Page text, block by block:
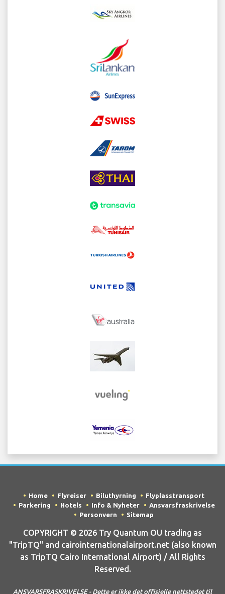
Home Flyreiser Biluthyrning
Flyplasstransport
Parkering
Hotels Info & Nyheter
Ansvarsfraskrivelse
Personvern
Sitemap
COPYRIGHT © 2026 Try Quantum OU trading as
"TripTQ" and cairointernationalairport.net (also known
as TripTQ Cairo International Airport) / All Rights
Reserved.
ANSVARSFRASKRIVELSE - Dette er ikke det offisielle nettstedet til